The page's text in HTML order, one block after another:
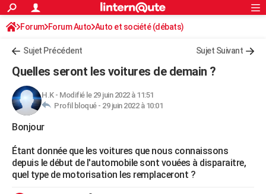
ACTUALITÉS
Politique
Société
Faits Divers
Education
Monde
Villes
+
FINANCE
Retraite
Impôts
Epargne
Immobilier
Risques naturels par ville
Banque
Assurance
Crédit
AUTO
Essais
Réserver un essai
Citadines
Berlines
SUV
Forum auto
+HIGH-TECH
Mobiles
Meilleur smartphone
Internet
Ordinateurs
Jeux vidéo
Guide high-tech
+BRICOLAGE
Forum
Aménagement intérieur
Extérieur
Cuisine
Salle de bains
Jardinage
Rangement
S'inscrire
Connexion
Forum Forum Auto Auto et société (débats)
Sujet Précédent Sujet Suivant
Quelles seront les voitures de demain ?
H.K- Modifié le 29 juin 2022 à 11:51
Profil bloqué - 29 juin 2022 à 10:01
Bonjour
Étant donnée que les voitures que nous connaissons
depuis le début de l'automobile sont vouées à disparaitre,
quel type de motorisation les remplaceront ?